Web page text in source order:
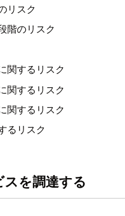
リスク
階のリスク
関するリスク
関するリスク
関するリスク
るリスク
を調達する